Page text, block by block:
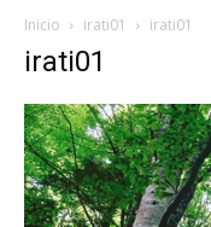
Inicio irati01 irati01
irati01